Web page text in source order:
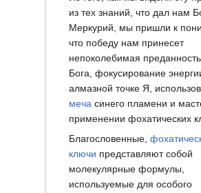
из тех знаний, что дал нам
Меркурий, мы пришли к
что победу нам принесет
непоколебимая
Бога, фокусирование
алмазной точке Я,
меча синего пламени и
применении фохатических
Благословенные,
ключи представляют собой
молекулярные формулы,
используемые для особого